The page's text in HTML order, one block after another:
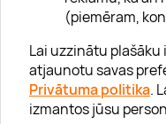
(piemēram,
Lai uzzinātu
atjaunotu savas
Privātuma politika.
izmantos jūsu
Uzņēmumiem
Palīdzība